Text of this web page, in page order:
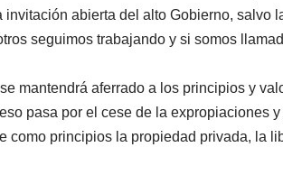
invitación abierta del alto Gobierno, salvo
seguimos trabajando y si somos
mantendrá aferrado a los principios y
pasa por el cese de la expropiaciones
como principios la propiedad privada, la